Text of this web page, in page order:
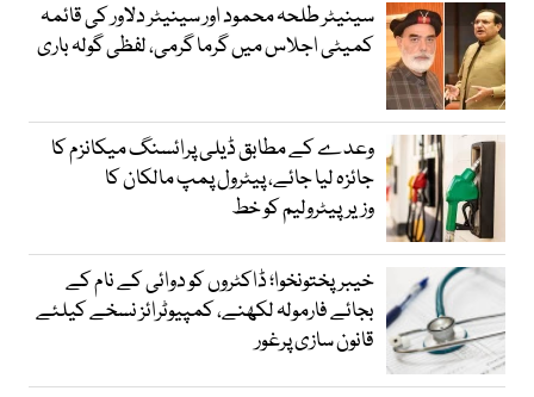
سینیٹر طلحہ محمود اور سینیٹر دلاور کی قائمہ
کمیٹی اجلاس میں گرما گرمی، لفظی گولہ باری
وعدے کے مطابق ڈیلی پرائسنگ میکانزم کا
جائزہ لیا جائے، پیٹرول پمپ مالکان کا
وزیرپیٹرولیم کو خط
خیبرپختونخوا؛ ڈاکٹروں کو دوائی کے نام کے
بجائے فارمولہ لکھنے، کمپیوٹرائز نسخے کیلئے
قانون سازی پرغور